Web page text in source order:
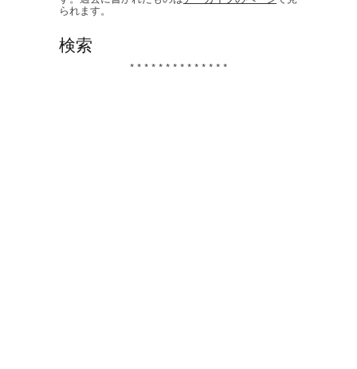
られます。
検索
* * * * * * * * * * * * * *